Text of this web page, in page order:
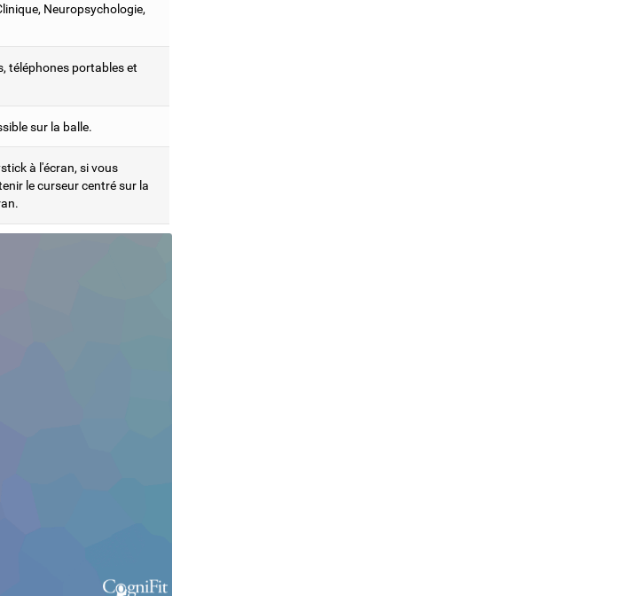
Neuropsychologie,
téléphones portables et
sur la balle.
à l'écran, si vous
le curseur centré sur la